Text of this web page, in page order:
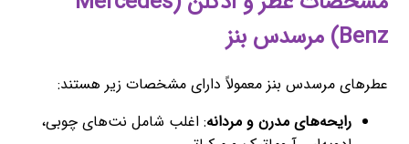
Benz) مرسدس بنز
عطرهای مرسدس بنز معمولاً دارای مشخصات زیر هستند:
رایحه‌های مدرن و مردانه: اغلب شامل نت‌های چوبی،